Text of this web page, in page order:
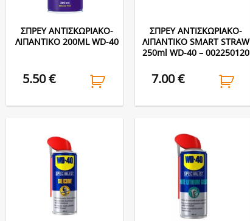
ΣΠΡΕΥ ΑΝΤΙΣΚΩΡΙΑΚΟ-
ΛΙΠΑΝΤΙΚΟ 200ML WD-40
5.50€
ΣΠΡΕΥ ΑΝΤΙΣΚΩΡΙΑΚΟ-
ΛΙΠΑΝΤΙΚΟ SMART STRAW
250ml WD-40 – 002250120
7.00€